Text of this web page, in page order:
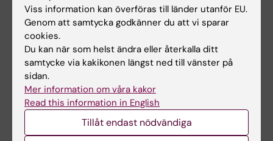
Se också övriga projekt på CACTUS hemsida
särskilt Validering av två instrument….. och
INDUCT på KI
Hade du nytta av informationen på denna sida?
Yes
No
Viss information kan överföras till länder utanför EU.
Genom att samtycka godkänner du att vi sparar
cookies.
Du kan när som helst ändra eller återkalla ditt
samtycke via kakikonen längst ned till vänster på
sidan.
Mer information om våra kakor
Read this information in English
Tillåt endast nödvändiga